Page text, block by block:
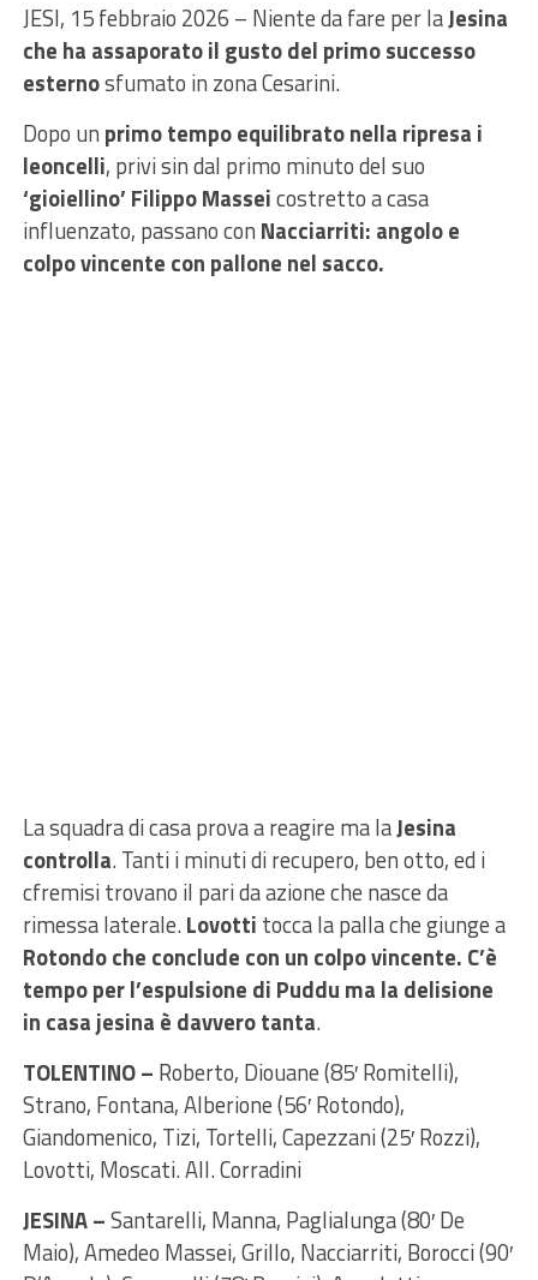
JESI, 15 febbraio 2026 – Niente da fare per laJesina
che ha assaporato il gusto del primo successo
esternosfumato in zona Cesarini.
Dopo un primo tempo equilibrato nella ripresa i
leoncelli, privi sin dal primo minuto del suo
‘gioiellino’ Filippo Masseicostretto a casa
influenzato, passano con Nacciarriti: angolo e
colpo vincente con pallone nel sacco.
La squadra di casa prova a reagire ma laJesina
controlla. Tanti i minuti di recupero, ben otto, ed i
cfremisi trovano il pari da azione che nasce da
rimessa laterale.Lovotti tocca la palla che giunge a
Rotondo che conclude con un colpo vincente. C’è
tempo per l’espulsione di Puddu ma la delisione
in casa jesina è davvero tanta.
TOLENTINO – Roberto, Diouane (85′ Romitelli),
Strano, Fontana, Alberione (56′ Rotondo),
Giandomenico, Tizi, Tortelli, Capezzani (25′ Rozzi),
Lovotti, Moscati. All. Corradini
JESINA –Santarelli, Manna, Paglialunga (80′ De
Maio), Amedeo Massei, Grillo, Nacciarriti, Borocci (90′